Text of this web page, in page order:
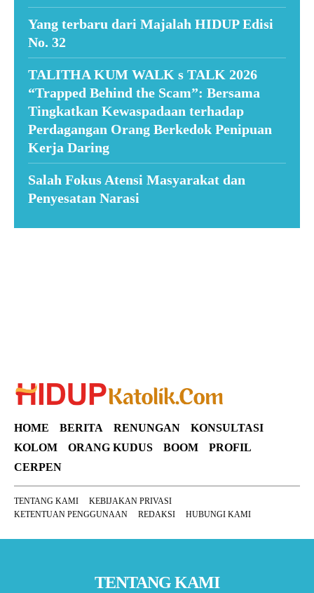
Yang terbaru dari Majalah HIDUP Edisi
No. 32
TALITHA KUM WALK s TALK 2026
“Trapped Behind the Scam”: Bersama
Tingkatkan Kewaspadaan terhadap
Perdagangan Orang Berkedok Penipuan
Kerja Daring
Salah Fokus Atensi Masyarakat dan
Penyesatan Narasi
HOME BERITA RENUNGAN
KONSULTASI
KOLOM
ORANG KUDUS BOOM
PROFIL
CERPEN
TENTANG KAMI
KEBIJAKAN PRIVASI
KETENTUAN PENGGUNAAN
REDAKSI HUBUNGI KAMI
TENTANG KAMI